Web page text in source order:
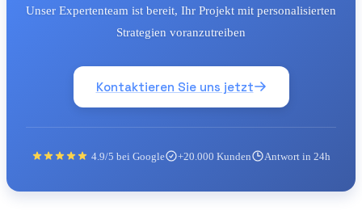
Unser Expertenteam ist bereit, Ihr Projekt mit personalisierten
Strategien voranzutreiben
Kontaktieren Sie uns jetzt
4.9/5 bei Google +20.000 Kunden Antwort in 24h